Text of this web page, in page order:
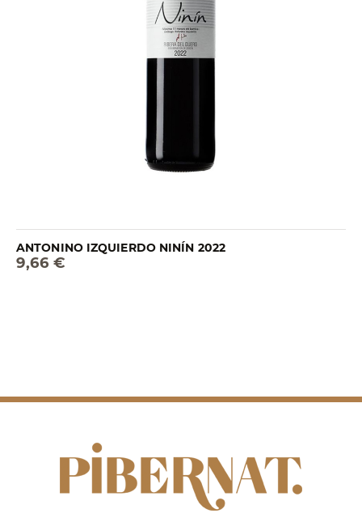
ANTONINO IZQUIERDO NINÍN 2022
9,66 €